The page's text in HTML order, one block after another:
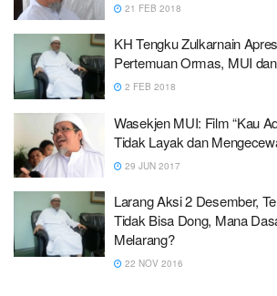
21 FEB 2018
KH Tengku Zulkarnain
Pertemuan Ormas, MUI
2 FEB 2018
Wasekjen MUI: Film “Kau
Tidak Layak dan
29 JUN 2017
Larang Aksi 2 Desember,
Tidak Bisa Dong, Mana
Melarang?
22 NOV 2016